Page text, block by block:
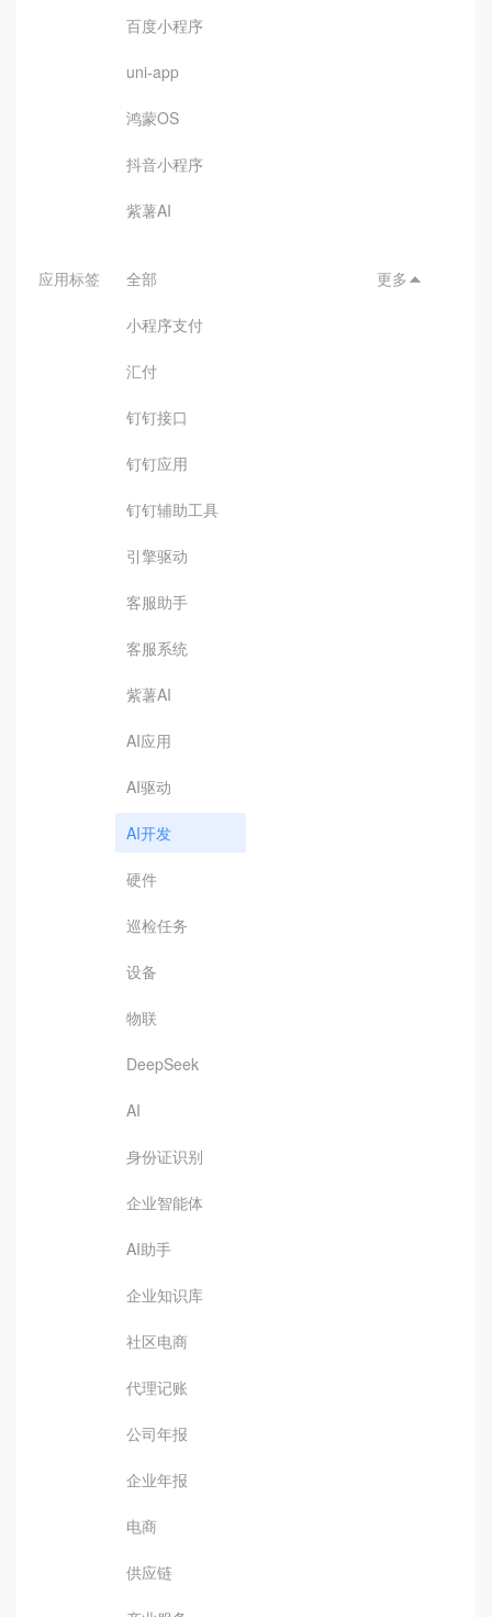
百度小程序
uni-app
鸿蒙OS
抖音小程序
紫薯AI
应用标签 全部
小程序支付
汇付
钉钉接口
钉钉应用
钉钉辅助工具
引擎驱动
客服助手
客服系统
紫薯AI
AI应用
AI驱动
AI开发
硬件
巡检任务
设备
物联
DeepSeek
AI
身份证识别
企业智能体
AI助手
企业知识库
社区电商
代理记账
公司年报
企业年报
电商
供应链
更多 